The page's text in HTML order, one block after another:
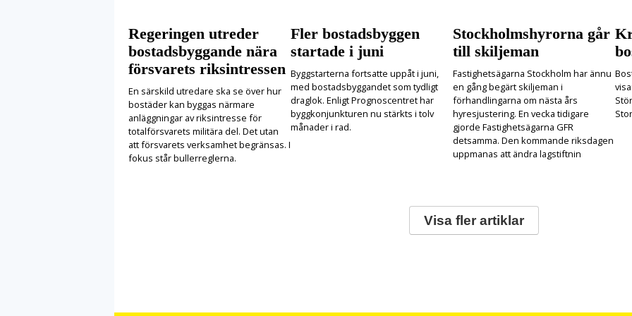
Regeringen utreder
bostadsbyggande nära
försvarets riksintressen
En särskild utredare ska se över hur
bostäder kan byggas närmare
anläggningar av riksintresse för
totalförsvarets militära del. Det utan
att försvarets verksamhet begränsas. I
fokus står bullerreglerna.
Fler bostadsbyggen
startade i juni
Byggstarterna fortsatte uppåt i juni,
med bostadsbyggandet som tydligt
draglok. Enligt Prognoscentret har
byggkonjunkturen nu stärkts i tolv
månader i rad.
Stockholmshyrorna går
till skiljeman
Fastighetsägarna Stockholm har ännu
en gång begärt skiljeman i
förhandlingarna om nästa års
hyresjustering. En vecka tidigare
gjorde Fastighetsägarna GFR
detsamma. Den kommande riksdagen
uppmanas att ändra lagstiftnin
Visa fler artiklar